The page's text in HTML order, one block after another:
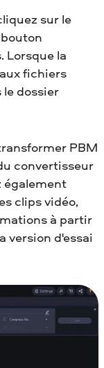
sur le
Lorsque la
fichiers
dossier
PBM
convertisseur
également
clips vidéo,
à partir
version d'essai